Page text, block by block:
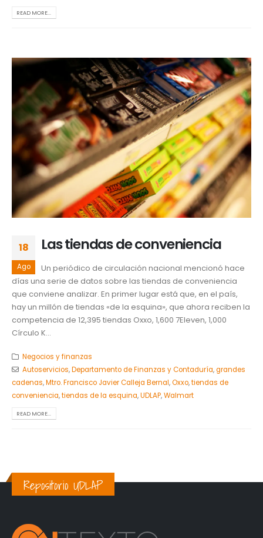
READ MORE...
18
Ago
Las tiendas de conveniencia
Un periódico de circulación nacional mencionó hace
días una serie de datos sobre las tiendas de conveniencia
que conviene analizar. En primer lugar está que, en el país,
hay un millón de tiendas «de la esquina», que ahora reciben la
competencia de 12,395 tiendas Oxxo, 1,600 7Eleven, 1,000
Círculo K...
Negocios y finanzas
Autoservicios,Departamento de Finanzas y Contaduría,grandes
cadenas,Mtro. Francisco Javier Calleja Bernal,Oxxo,tiendas de
conveniencia,tiendas de la esquina,UDLAP,Walmart
READ MORE...
Repositorio UDLAP